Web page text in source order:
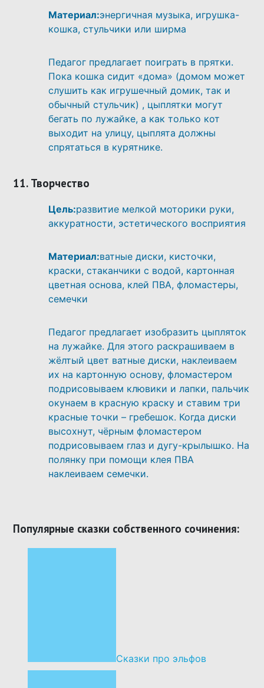
Материал:энергичная музыка, игрушка-
кошка, стульчики или ширма
Педагог предлагает поиграть в прятки.
Пока кошка сидит «дома» (домом может
слушить как игрушечный домик, так и
обычный стульчик) , цыплятки могут
бегать по лужайке, а как только кот
выходит на улицу, цыплята должны
спрятаться в курятнике.
11. Творчество
Цель:развитие мелкой моторики руки,
аккуратности, эстетического восприятия
Материал:ватные диски, кисточки,
краски, стаканчики с водой, картонная
цветная основа, клей ПВА, фломастеры,
семечки
Педагог предлагает изобразить цыпляток
на лужайке. Для этого раскрашиваем в
жёлтый цвет ватные диски, наклеиваем
их на картонную основу, фломастером
подрисовываем клювики и лапки, пальчик
окунаем в красную краску и ставим три
красные точки – гребешок. Когда диски
высохнут, чёрным фломастером
подрисовываем глаз и дугу-крылышко. На
полянку при помощи клея ПВА
наклеиваем семечки.
Популярные сказки собственного сочинения:
Сказки про эльфов